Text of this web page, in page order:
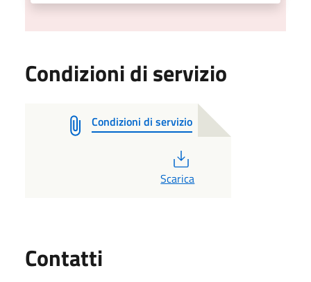
Condizioni di servizio
Condizioni di servizio
Scarica
Contatti